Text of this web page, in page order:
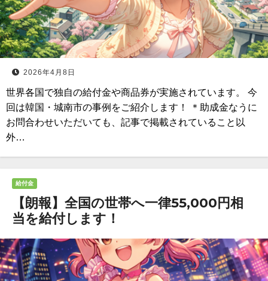
2026年4月8日
世界各国で独自の給付金や商品券が実施されています。 今
回は韓国・城南市の事例をご紹介します！ ＊助成金なうに
お問合わせいただいても、記事で掲載されていること以
外…
給付金
【朗報】全国の世帯へ一律55,000円相
当を給付します！